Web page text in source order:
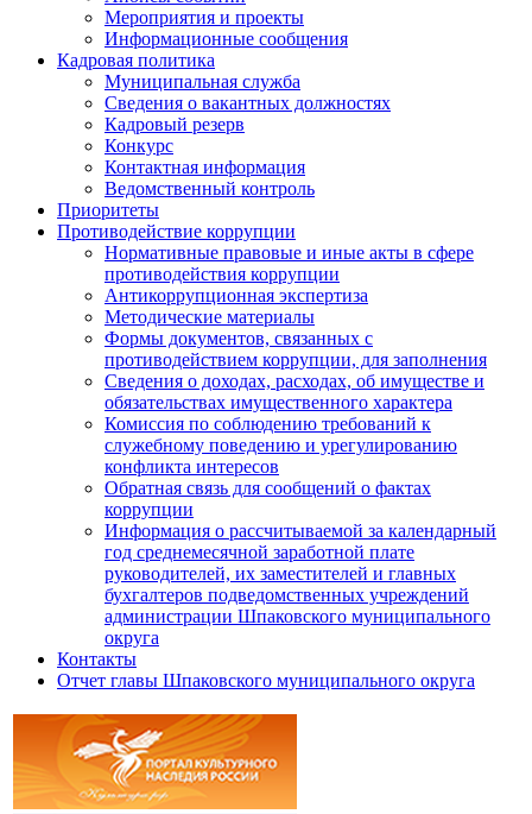
Мероприятия и проекты
Информационные сообщения
Кадровая политика
Муниципальная служба
Сведения о вакантных должностях
Кадровый резерв
Конкурс
Контактная информация
Ведомственный контроль
Приоритеты
Противодействие коррупции
Нормативные правовые и иные акты в сфере
противодействия коррупции
Антикоррупционная экспертиза
Методические материалы
Формы документов, связанных с
противодействием коррупции, для заполнения
Сведения о доходах, расходах, об имуществе и
обязательствах имущественного характера
Комиссия по соблюдению требований к
служебному поведению и урегулированию
конфликта интересов
Обратная связь для сообщений о фактах
коррупции
Информация о рассчитываемой за календарный
год среднемесячной заработной плате
руководителей, их заместителей и главных
бухгалтеров подведомственных учреждений
администрации Шпаковского муниципального
округа
Контакты
Отчет главы Шпаковского муниципального округа